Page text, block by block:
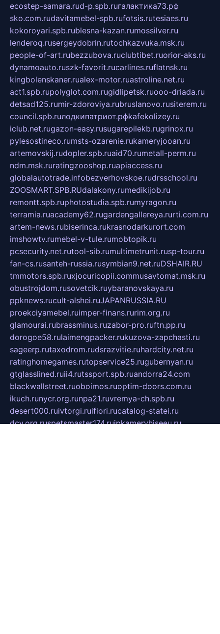
ecostep-samara.rud-p.spb.ruгалактика73.рф
sko.com.rudavitamebel-spb.rufotsis.rutesiaes.ru
kokoroyari.spb.rublesna-kazan.rumossilver.ru
lenderoq.rusergeydobrin.rutochkazvuka.msk.ru
people-of-art.rubezzubova.ruclubtibet.ruorior-aks.ru
dynamoauto.ruszk-favorit.rucarlines.ruflatnsk.ru
kingbolenskaner.rualex-motor.ruastroline.net.ru
act1.spb.rupolyglot.com.rugidlipetsk.ruooo-driada.ru
detsad125.rumir-zdoroviya.rubruslanovo.rusiterem.ru
council.spb.ruлодкипатриот.рфkafekolizey.ru
iclub.net.rugazon-easy.rusugarepilekb.rugrinox.ru
pylesostineco.rumsts-ozarenie.rukameryjooan.ru
artemovskij.rudopler.spb.ruaid70.rumetall-perm.ru
ndm.msk.ruratingzooshop.ruapiaccess.ru
globalautotrade.infobezverhovskoe.rudrsschool.ru
ZOOSMART.SPB.RUdalakony.rumedikijob.ru
remontt.spb.ruphotostudia.spb.rumyragon.ru
terramia.ruacademy62.rugardengallereya.rurti.com.ru
artem-news.rubiserinca.rukrasnodarkurort.com
imshowtv.rumebel-v-tule.rumobtopik.ru
pcsecurity.net.rutool-sib.rumultimetrunit.rusp-tour.ru
fan-cs.rusanteh-russia.rusymbian9.net.ruDSHAIR.RU
tmmotors.spb.ruxjocuricopii.commusavtomat.msk.ru
obustrojdom.rusovetcik.ruybaranovskaya.ru
ppknews.rucult-alshei.ruJAPANRUSSIA.RU
proekciyamebel.ruimper-finans.rurim.org.ru
glamourai.rubrassminus.ruzabor-pro.ruftn.pp.ru
dorogoe58.rulaimengpacker.rukuzova-zapchasti.ru
sageerp.rutaxodrom.rudsrazvitie.ruhardcity.net.ru
ratinghomegames.rutopservice25.rugubernyan.ru
gtglasslined.ruii4.rutssport.spb.ruandorra24.com
blackwallstreet.ruoboimos.ruoptim-doors.com.ru
ikuch.runycr.org.runpa21.ruvremya-ch.spb.ru
desert000.ruivtorgi.ruifiori.rucatalog-statei.ru
dcv.org.ruspetsmaster174.ruipkameryhiseeu.ru